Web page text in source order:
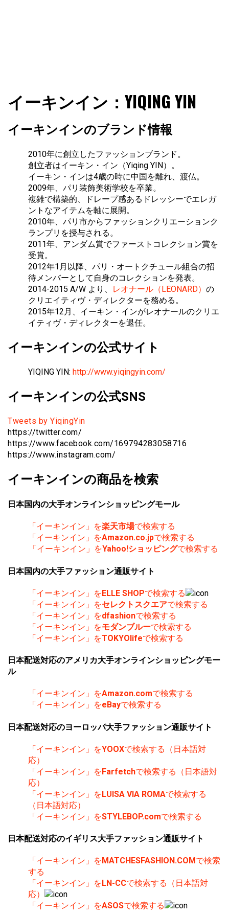
ファショコン通信
ッションとモードを分析するファッション情報サイトです
イーキンイン：YIQING YIN
イーキンインのブランド情報
2010年に創立したファッションブランド。
創立者はイーキン・イン（Yiqing YIN）。
イーキン・インは4歳の時に中国を離れ、渡仏。
2009年、パリ装飾美術学校を卒業。
複雑で構築的、ドレープ感あるドレッシーでエレガ
ントなアイテムを軸に展開。
2010年、パリ市からファッションクリエーションク
ランプリを授与される。
2011年、アンダム賞でファーストコレクション賞を
受賞。
2012年1月以降、パリ・オートクチュール組合の招
待メンバーとして自身のコレクションを発表。
2014-2015 A/W より、
レオナール（LEONARD） の
クリエイティヴ・ディレクターを務める。
2015年12月、イーキン・インがレオナールのクリエ
イティヴ・ディレクターを退任。
イーキンインの公式サイト
YIQING YIN: http://www.yiqingyin.com/
イーキンインの公式SNS
Tweets by YiqingYin
https://twitter.com/
https://www.facebook.com/169794283058716
https://www.instagram.com/
イーキンインの商品を検索
日本国内の大手オンラインショッピングモール
「イーキンイン」を楽天市場で検索する
「イーキンイン」をAmazon.co.jpで検索する
「イーキンイン」をYahoo!ショッピングで検索する
日本国内の大手ファッション通販サイト
「イーキンイン」をELLE SHOPで検索する
「イーキンイン」をセレクトスクエアで検索する
「イーキンイン」をdfashionで検索する
「イーキンイン」をモダンブルーで検索する
「イーキンイン」をTOKYOlifeで検索する
日本配送対応のアメリカ大手オンラインショッピングモー
ル
「イーキンイン」をAmazon.comで検索する
「イーキンイン」をeBayで検索する
日本配送対応のヨーロッパ大手ファッション通販サイト
「イーキンイン」をYOOXで検索する（日本語対
応）
「イーキンイン」をFarfetchで検索する（日本語対
応）
「イーキンイン」をLUISA VIA ROMAで検索する
（日本語対応）
「イーキンイン」をSTYLEBOP.comで検索する
日本配送対応のイギリス大手ファッション通販サイト
「イーキンイン」を MATCHESFASHION.COM で検索
する
「イーキンイン」を LN-CCで検索する（日本語対
応）
「イーキンイン」をASOSで検索する